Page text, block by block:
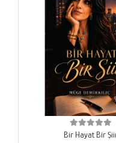
Bir Hayat Bir